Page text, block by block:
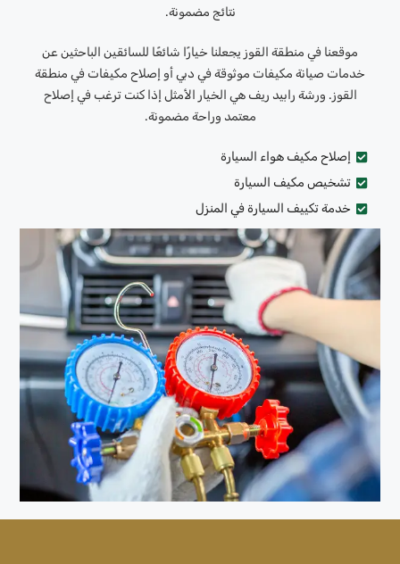
نتائج مضمونة.
موقعنا في منطقة القوز يجعلنا خيارًا شائعًا للسائقين الباحثين عن
خدمات صيانة مكيفات موثوقة في دبي أو إصلاح مكيفات في منطقة
القوز. ورشة رابيد ريف هي الخيار الأمثل إذا كنت ترغب في إصلاح
معتمد وراحة مضمونة.
إصلاح مكيف هواء السيارة
تشخيص مكيف السيارة
خدمة تكييف السيارة في المنزل